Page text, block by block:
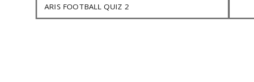
ARIS FOOTBALL QUIZ 2